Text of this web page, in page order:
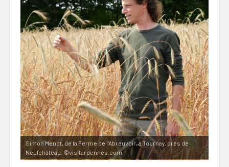
Simon Menot, de la Ferme de l’Abreuvoir, à Tournay, près de
Neufchâteau. ©visitardennes.com